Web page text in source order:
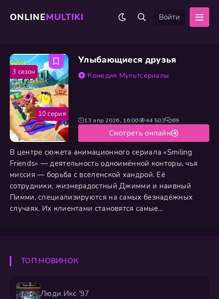
ONLINEMULTIKI Войти
Улыбающиеся друзья
Комедия Мультсериалы
В центре сюжета анимационного сериала «Smiling
Friends» — деятельность одноимённой конторы, чья
миссия — борьба с вселенской хандрой. Её
сотрудники, жизнерадостный Джимми и наивный
Пимми, специализируются на самых безнадёжных
случаях. Их клиентами становятся самые
сюрреалистичный мир, полный причудливых форм
отчаяния и апатии. У героев нет суперспособностей —
13 апр 2026, 16:00 44 503 69
Смотреть онлайн
10 серия
3 сезон
ТОП НОВИНОК
Люди Икс ’97